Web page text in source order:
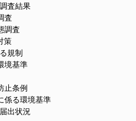
結果
査
制
基準
条例
環境基準
状況